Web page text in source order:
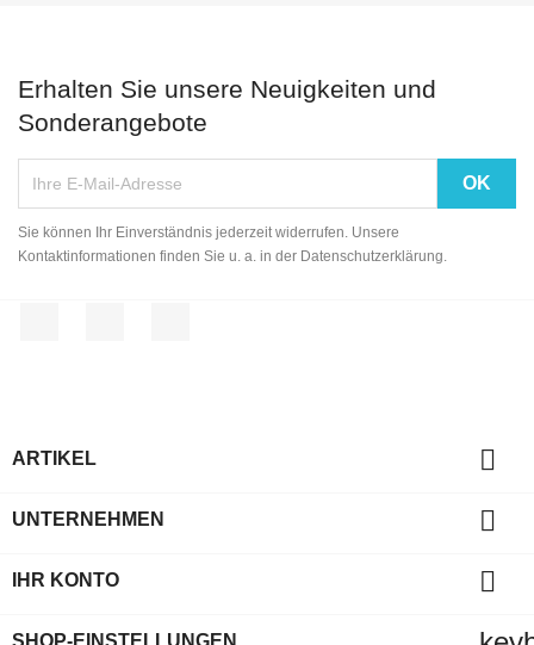
Erhalten Sie unsere Neuigkeiten und
Sonderangebote
Sie können Ihr Einverständnis jederzeit widerrufen. Unsere
Kontaktinformationen finden Sie u. a. in der Datenschutzerklärung.
ARTIKEL 
UNTERNEHMEN 
IHR KONTO 
SHOP-EINSTELLUNGEN